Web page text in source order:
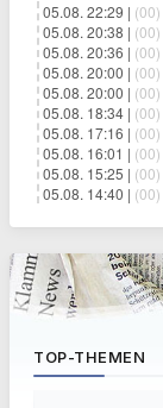
05.08. 22:29 | (00)
05.08. 20:38 | (00)
05.08. 20:36 | (00)
05.08. 20:00 | (00)
05.08. 20:00 | (00)
05.08. 18:34 | (00)
05.08. 17:16 | (00)
05.08. 16:01 | (00)
05.08. 15:25 | (00)
05.08. 14:40 | (00)
TOP-THEMEN